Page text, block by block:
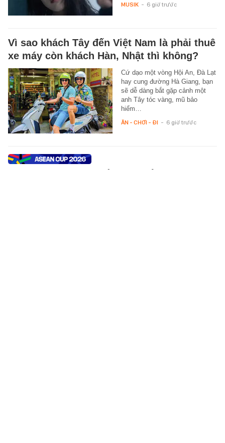
MUSIK - 6 giờ trước
Vì sao khách Tây đến Việt Nam là phải thuê
xe máy còn khách Hàn, Nhật thì không?
Cứ dạo một vòng Hội An, Đà Lạt
hay cung đường Hà Giang, bạn
sẽ dễ dàng bắt gặp cảnh một
anh Tây tóc vàng, mũ bảo
hiểm…
ĂN - CHƠI - ĐI - 6 giờ trước